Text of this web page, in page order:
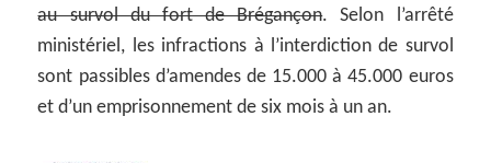
au survol du fort de Brégançon. Selon l’arrêté
ministériel, les infractions à l’interdiction de survol
sont passibles d’amendes de 15.000 à 45.000 euros
et d’un emprisonnement de six mois à un an.